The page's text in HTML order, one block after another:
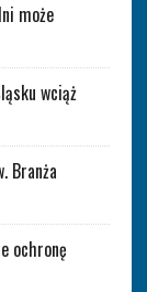
może
wciąż
Branża
ochronę